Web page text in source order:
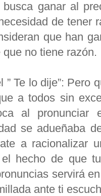
ganar al
de tener
que han
no tiene razón.
Te lo dije”: Pero
a todos sin
al pronunciar
se adueñaba
a racionalizar
hecho de que
servirá
ante ti